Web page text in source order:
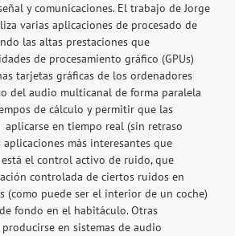
y comunicaciones. El trabajo de Jorge
varias aplicaciones de procesado de
las altas prestaciones que
de procesamiento gráfico (GPUs)
tarjetas gráficas de los ordenadores
del audio multicanal de forma paralela
de cálculo y permitir que las
en tiempo real (sin retraso
aplicaciones más interesantes que
el control activo de ruido, que
controlada de ciertos ruidos en
(como puede ser el interior de un coche)
fondo en el habitáculo. Otras
en sistemas de audio